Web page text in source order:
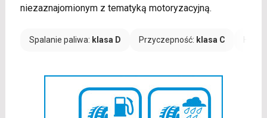
niezaznajomionym z tematyką motoryzacyjną.
Spalanie paliwa: klasa D Przyczepność: klasa C